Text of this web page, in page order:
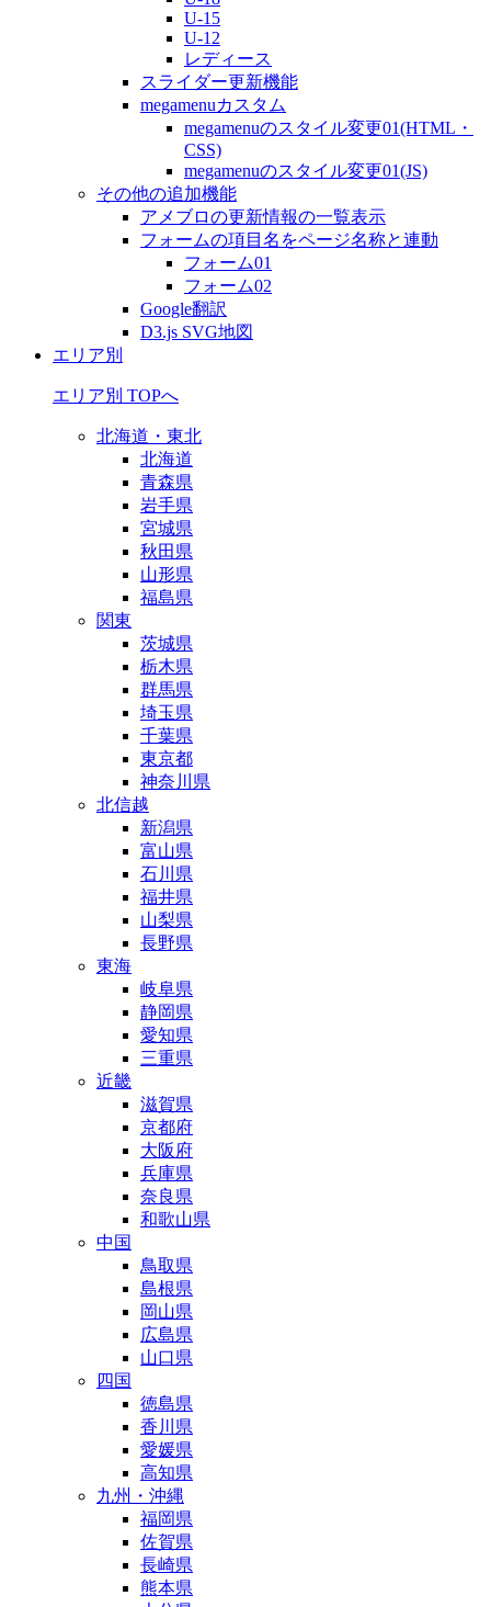
U-15
U-12
レディース
スライダー更新機能
megamenuカスタム
megamenuのスタイル変更01(HTML・
CSS)
megamenuのスタイル変更01(JS)
その他の追加機能
アメブロの更新情報の一覧表示
フォームの項目名をページ名称と連動
フォーム01
フォーム02
Google翻訳
D3.js SVG地図
エリア別
エリア別 TOPへ
北海道・東北
北海道
青森県
岩手県
宮城県
秋田県
山形県
福島県
関東
茨城県
栃木県
群馬県
埼玉県
千葉県
東京都
神奈川県
北信越
新潟県
富山県
石川県
福井県
山梨県
長野県
東海
岐阜県
静岡県
愛知県
三重県
近畿
滋賀県
京都府
大阪府
兵庫県
奈良県
和歌山県
中国
鳥取県
島根県
岡山県
広島県
山口県
四国
徳島県
香川県
愛媛県
高知県
九州・沖縄
福岡県
佐賀県
長崎県
熊本県